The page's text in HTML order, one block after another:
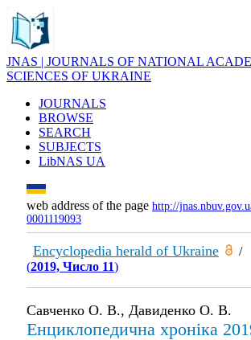
JNAS | JOURNALS OF NATIONAL
SCIENCES OF UKRAINE
JOURNALS
BROWSE
SEARCH
SUBJECTS
LibNAS UA
web address of the page http://
0001119093
Encyclopedia herald of Ukraine /
(2019, Число 11)
Савченко О. В., Давиденко О. В.
Енциклопедична хроніка